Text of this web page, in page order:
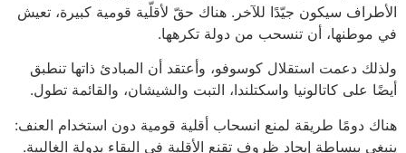
الأطراف سيكون جيّدًا للآخر. هناك حقّ لأقلّية قومية كبيرة، تعيش
في موطنها، أن تنسحب من دولة تكرهها.
ولذلك دعمت استقلال كوسوفو، وأعتقد أن المبادئ ذاتها تنطبق
أيضًا على كاتالونيا واسكتلندا، التبت والشيشان، والقائمة تطول.
هناك دومًا طريقة لمنع انسحاب أقلية قومية دون استخدام العنف:
ينبغي ببساطة إيجاد ظروف تقنع الأقلية في البقاء بدولة الغالبية.